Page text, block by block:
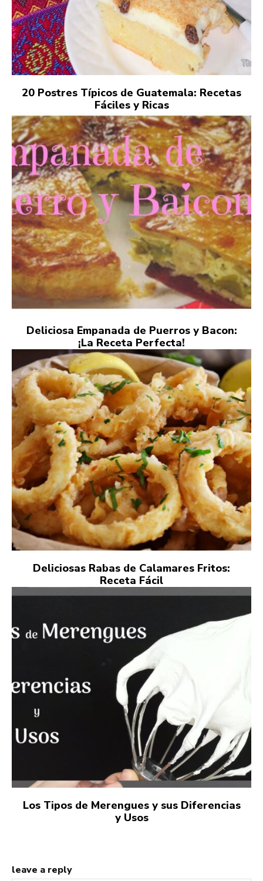
20 Postres Típicos de Guatemala: Recetas
Fáciles y Ricas
Deliciosa Empanada de Puerros y Bacon:
¡La Receta Perfecta!
Deliciosas Rabas de Calamares Fritos:
Receta Fácil
Los Tipos de Merengues y sus Diferencias
y Usos
leave a reply